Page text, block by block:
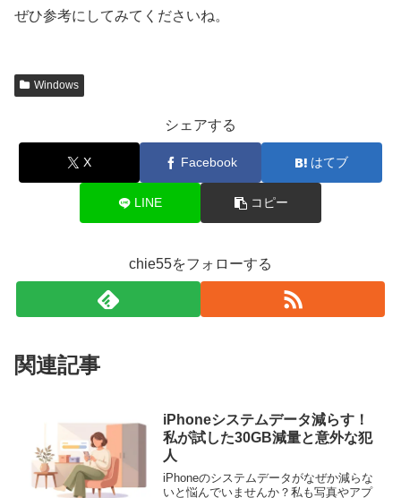
ぜひ参考にしてみてくださいね。
Windows
シェアする
X Facebook はてブ
LINE コピー
chie55をフォローする
関連記事
iPhoneシステムデータ減らす！
私が試した30GB減量と意外な犯
人
iPhoneのシステムデータがなぜか減らな
いと悩んでいませんか？私も写真やアプ